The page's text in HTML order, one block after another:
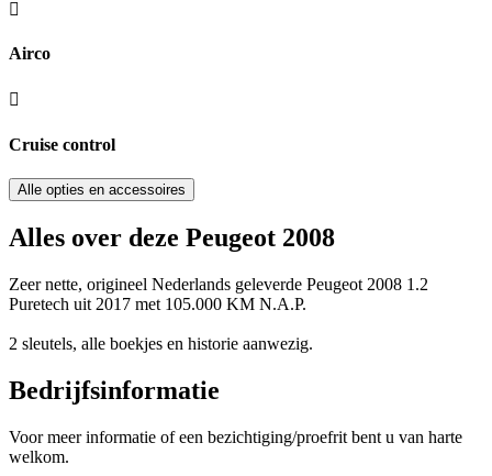
Airco
Cruise control
Alle opties en accessoires
Alles over deze Peugeot 2008
Zeer nette, origineel Nederlands geleverde Peugeot 2008 1.2
Puretech uit 2017 met 105.000 KM N.A.P.
2 sleutels, alle boekjes en historie aanwezig.
Bedrijfsinformatie
Voor meer informatie of een bezichtiging/proefrit bent u van harte
welkom.